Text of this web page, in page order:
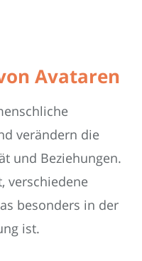
Avataren
verändern die
und Beziehungen.
verschiedene
besonders in der
ist.